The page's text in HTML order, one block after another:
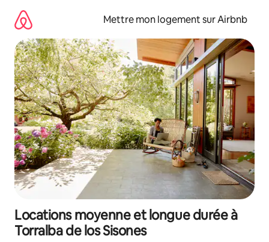
directement
contenu
Mettre mon logement sur Airbnb
Locations moyenne et longue durée à
Torralba de los Sisones